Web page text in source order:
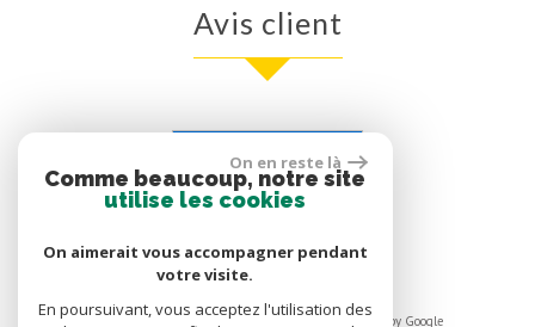
Avis client
0 avis
© 2026 | Tous droits réservés | Traduction powered by Google
On en reste là
Comme beaucoup, notre site
utilise les cookies
On aimerait vous accompagner pendant
votre visite.
En poursuivant, vous acceptez l'utilisation des